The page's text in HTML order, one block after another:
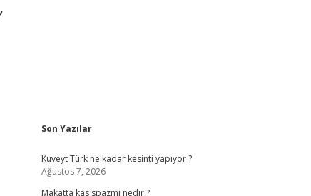
Sidebar
Son Yazılar
Kuveyt Türk ne kadar kesinti yapıyor ?
Ağustos 7, 2026
Makatta kas spazmı nedir ?